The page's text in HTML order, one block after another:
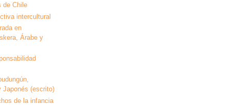
de Chile
intercultural
en
Árabe y
Japonés (escrito)
de la infancia